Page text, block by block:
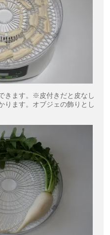
きます。※皮付きだと皮なし
ります。オブジェの飾りとし